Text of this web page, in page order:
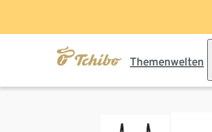
Themenwelten